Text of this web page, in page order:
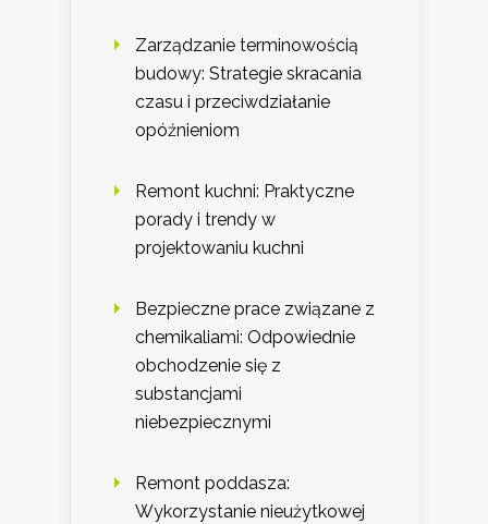
Zarządzanie terminowością
budowy: Strategie skracania
czasu i przeciwdziałanie
opóźnieniom
Remont kuchni: Praktyczne
porady i trendy w
projektowaniu kuchni
Bezpieczne prace związane z
chemikaliami: Odpowiednie
obchodzenie się z
substancjami
niebezpiecznymi
Remont poddasza:
Wykorzystanie nieużytkowej